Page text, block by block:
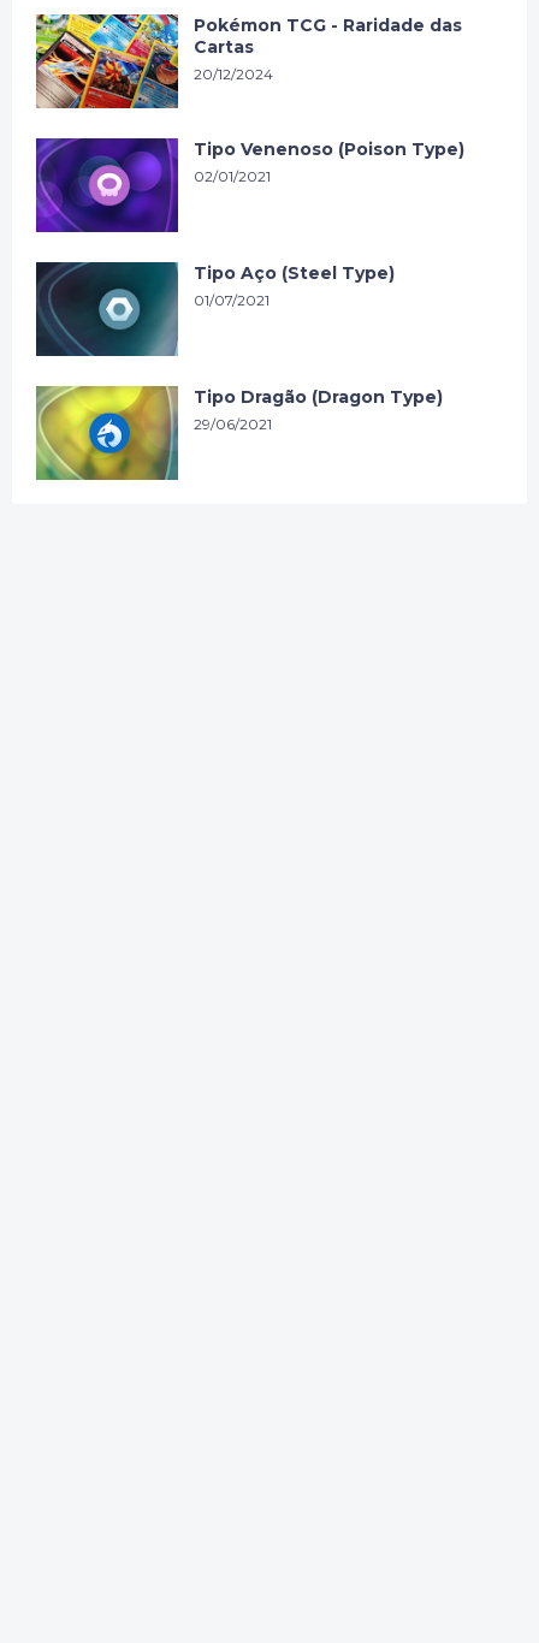
Pokémon TCG - Raridade das
Cartas
20/12/2024
Tipo Venenoso (Poison Type)
02/01/2021
Tipo Aço (Steel Type)
01/07/2021
Tipo Dragão (Dragon Type)
29/06/2021